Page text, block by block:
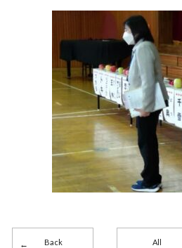
Back All